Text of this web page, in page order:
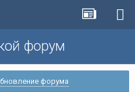
форум
форума